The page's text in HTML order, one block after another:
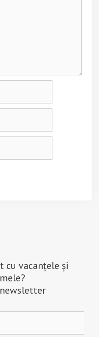
cu vacanțele și